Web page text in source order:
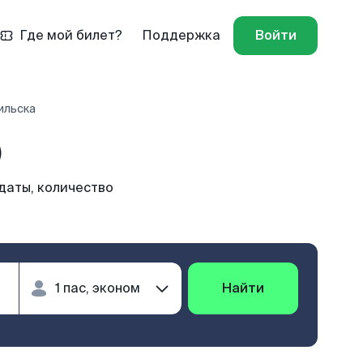
Где мой билет? Поддержка Войти
количество
Найти